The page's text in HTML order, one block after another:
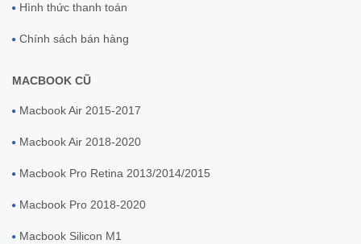
Hình thức thanh toán
Chính sách bán hàng
MACBOOK CŨ
Macbook Air 2015-2017
Macbook Air 2018-2020
Macbook Pro Retina 2013/2014/2015
Macbook Pro 2018-2020
Macbook Silicon M1